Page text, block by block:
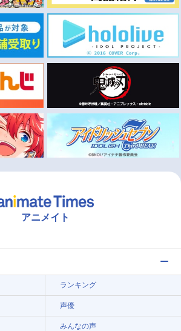
アニメイト
ランキング
声優
みんなの声